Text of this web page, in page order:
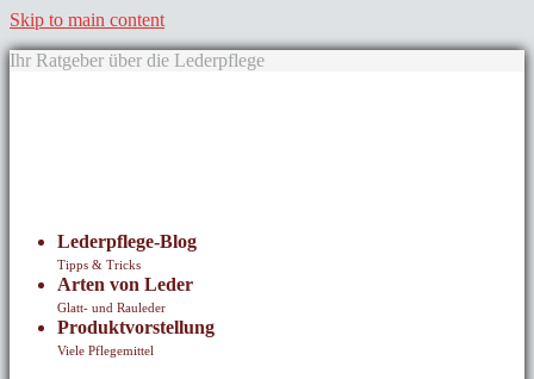
Skip to main content
Ihr Ratgeber über die Lederpflege
Lederpflege-Blog
Tipps & Tricks
Arten von Leder
Glatt- und Rauleder
Produktvorstellung
Viele Pflegemittel